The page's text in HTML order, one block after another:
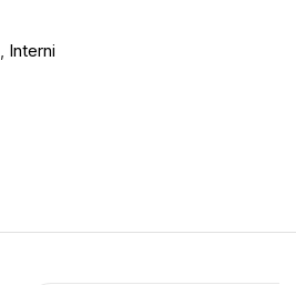
, Interni